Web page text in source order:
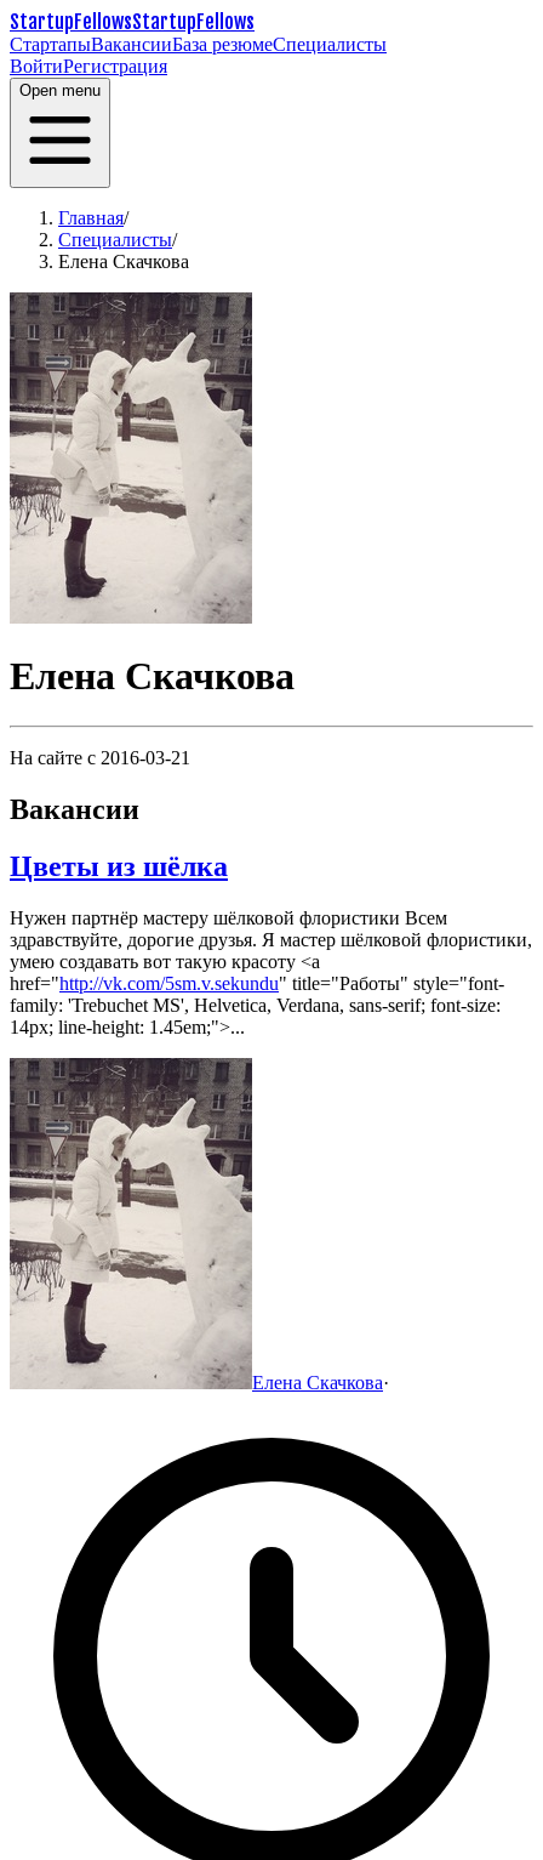
StartupFellowsStartupFellows
СтартапыВакансииБаза резюмеСпециалисты
ВойтиРегистрация
Open menu
Главная/
Специалисты/
Елена Скачкова
Елена Скачкова
На сайте с 2016-03-21
Вакансии
Цветы из шёлка
Нужен партнёр мастеру шёлковой флористики Всем
здравствуйте, дорогие друзья. Я мастер шёлковой флористики,
умею создавать вот такую красоту <a
href="http://vk.com/5sm.v.sekundu" title="Работы" style="font-
family: 'Trebuchet MS', Helvetica, Verdana, sans-serif; font-size:
14px; line-height: 1.45em;">...
Елена Скачкова·